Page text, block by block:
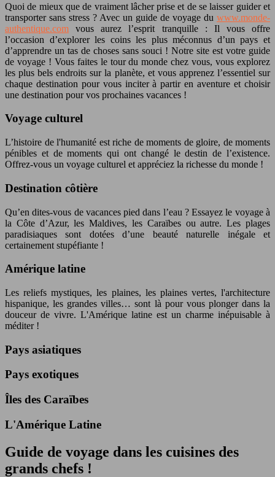
Quoi de mieux que de vraiment lâcher prise et de se laisser guider et
transporter sans stress ? Avec un guide de voyage du www.monde-
authentique.com vous aurez l’esprit tranquille : Il vous offre
l’occasion d’explorer les coins les plus méconnus d’un pays et
d’apprendre un tas de choses sans souci ! Notre site est votre guide
de voyage ! Vous faites le tour du monde chez vous, vous explorez
les plus bels endroits sur la planète, et vous apprenez l’essentiel sur
chaque destination pour vous inciter à partir en aventure et choisir
une destination pour vos prochaines vacances !
Voyage culturel
L’histoire de l'humanité est riche de moments de gloire, de moments
pénibles et de moments qui ont changé le destin de l’existence.
Offrez-vous un voyage culturel et appréciez la richesse du monde !
Destination côtière
Qu’en dites-vous de vacances pied dans l’eau ? Essayez le voyage à
la Côte d’Azur, les Maldives, les Caraïbes ou autre. Les plages
paradisiaques sont dotées d’une beauté naturelle inégale et
certainement stupéfiante !
Amérique latine
Les reliefs mystiques, les plaines, les plaines vertes, l'architecture
hispanique, les grandes villes… sont là pour vous plonger dans la
douceur de vivre. L'Amérique latine est un charme inépuisable à
méditer !
Pays asiatiques
Pays exotiques
Îles des Caraïbes
L'Amérique Latine
Guide de voyage dans les cuisines des
grands chefs !